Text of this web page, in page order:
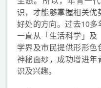
识，才能够掌握相关优
好处的方向。过去10
一直从「生活科学」及
学界及市民提供形形
神秘面纱，成功增进年
识及兴趣。